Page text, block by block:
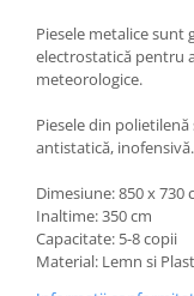
Piesele metalice sunt
electrostatică pentru
meteorologice.
Piesele din
antistatică, inofensivă.
Dimesiune: 850 x 730
Inaltime: 350 cm
Capacitate: 5-8 copii
Material: Lemn si